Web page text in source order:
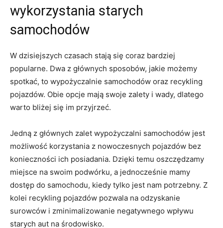
wykorzystania starych⁣
samochodów
W dzisiejszych czasach ⁤stają się coraz‍ bardziej
popularne. ‌Dwa z głównych ​sposobów, jakie możemy ​
spotkać, ​to wypożyczalnie samochodów oraz recykling
pojazdów. Obie opcje mają swoje zalety i wady, dlatego
warto bliżej się im przyjrzeć.
Jedną z głównych zalet wypożyczalni samochodów jest
możliwość korzystania z nowoczesnych pojazdów bez
konieczności ich posiadania. Dzięki temu oszczędzamy
miejsce na swoim ⁢podwórku, a jednocześnie mamy
dostęp​ do samochodu, kiedy tylko jest nam ⁤potrzebny. Z
kolei recykling pojazdów⁤ pozwala na odzyskanie
surowców i zminimalizowanie negatywnego wpływu
starych aut na ⁣środowisko.